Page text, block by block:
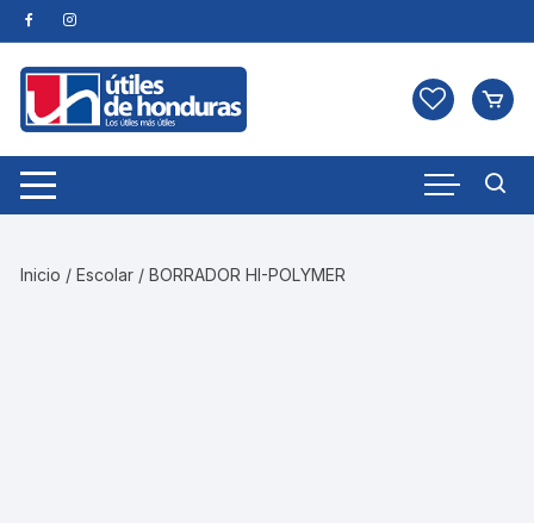
Skip
to
content
Inicio /Escolar / BORRADOR HI-POLYMER